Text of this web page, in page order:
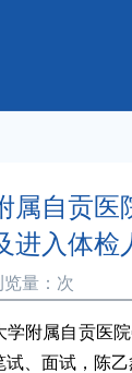
属自贡医
进入体检
量： 次
学附属自贡医
、面试，陈